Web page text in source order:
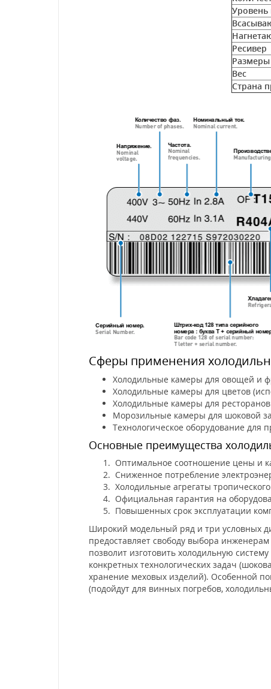
Ресивер
Размеры
Вес
Страна
Сферы применения
Холодильные камеры для овощей и
Холодильные камеры для цветов
Холодильные камеры для
Морозильные камеры для шоковой
Технологическое оборудование для
Основные преимущества
Оптимальное соотношение цены и
Сниженное потребление
Холодильные агрегаты
Официальная гарантия на
Повышенных срок эксплуатации
Широкий модельный ряд и три условных
предоставляет свободу выбора
позволит изготовить холодильную
конкретных технологических задач
хранение меховых изделий). Особенной
(подойдут для винных погребов,